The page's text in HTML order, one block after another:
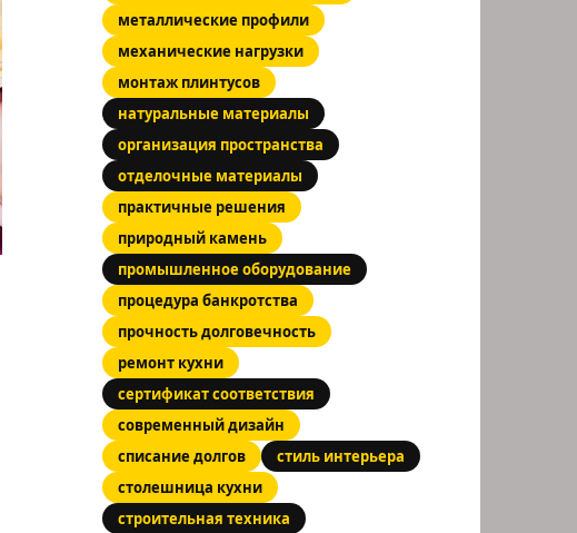
металлические профили
механические нагрузки
монтаж плинтусов
натуральные материалы
организация пространства
отделочные материалы
практичные решения
природный камень
промышленное оборудование
процедура банкротства
прочность долговечность
ремонт кухни
сертификат соответствия
современный дизайн
списание долгов
стиль интерьера
столешница кухни
строительная техника